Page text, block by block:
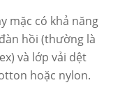
mặc có khả năng
hồi (thường là
và lớp vải dệt
hoặc nylon.